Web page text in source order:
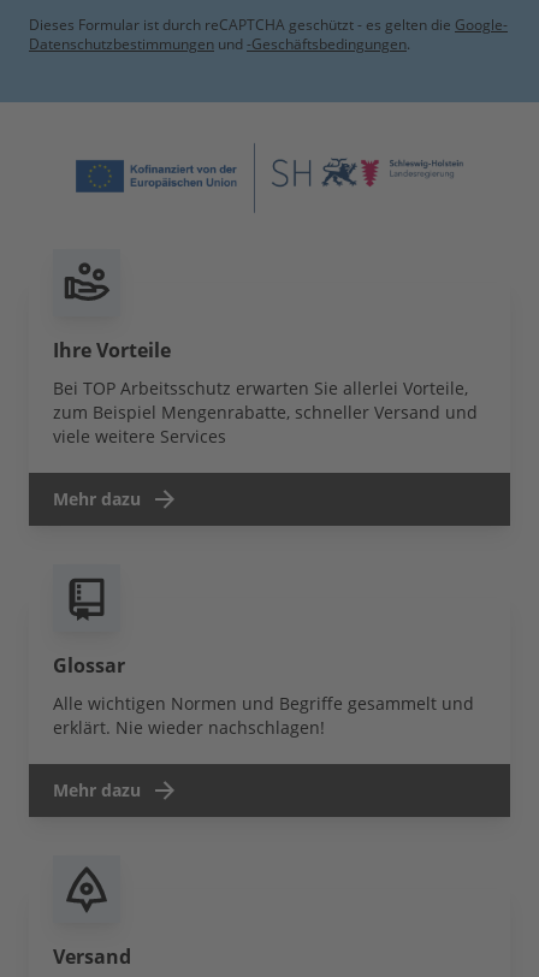
Dieses Formular ist durch reCAPTCHA geschützt - es gelten die Google-
Datenschutzbestimmungen und -Geschäftsbedingungen.
Ihre Vorteile
Bei TOP Arbeitsschutz erwarten Sie allerlei Vorteile,
zum Beispiel Mengenrabatte, schneller Versand und
viele weitere Services
Mehr dazu
Glossar
Alle wichtigen Normen und Begriffe gesammelt und
erklärt. Nie wieder nachschlagen!
Mehr dazu
Versand